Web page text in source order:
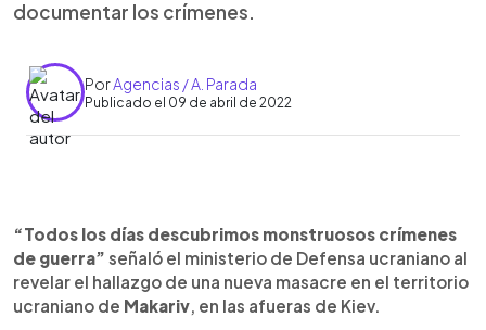
documentar los crímenes.
PorAgencias / A. Parada
Publicado el 09 de abril de 2022
Escuchar artículo
“Todos los días descubrimos monstruosos crímenes
de guerra” señaló el ministerio de Defensa ucraniano al
revelar el hallazgo de una nueva masacre en el territorio
ucraniano de Makariv, en las afueras de Kiev.